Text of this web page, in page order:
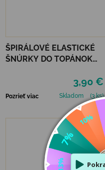
ŠPIRÁLOVÉ ELASTICKÉ
ŠNÚRKY DO TOPÁNOK
3,90 €
Pozrieť viac Skladom (3 ks)